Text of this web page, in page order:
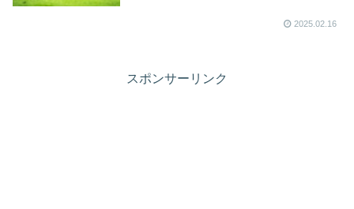
2025.02.16
スポンサーリンク